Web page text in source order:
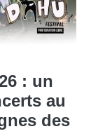
: un
au
des